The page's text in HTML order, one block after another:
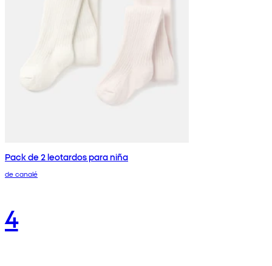
Pack de 2 leotardos para niña
de canalé
4